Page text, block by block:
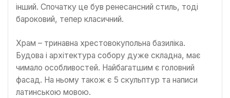
інший. Спочатку це був ренесансний стиль, тоді
бароковий, тепер класичний.
Храм – тринавна хрестовокупольна базиліка.
Будова і архітектура собору дуже складна, має
чимало особливостей. Найбагатшим є головний
фасад. На ньому також є 5 скульптур та написи
латинською мовою.